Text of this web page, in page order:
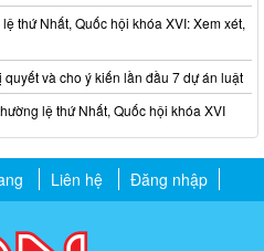
thứ Nhất, Quốc hội khóa XVI: Xem xét,
và cho ý kiến lần đầu 7 dự án luật
lệ thứ Nhất, Quốc hội khóa XVI
Liên hệ Đăng nhập